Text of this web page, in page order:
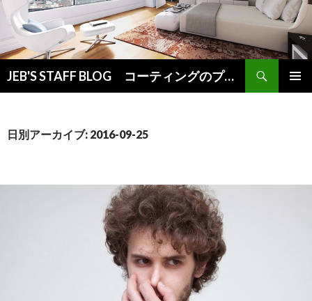
JEB'S STAFF BLOG コーティングのプロが教えるお役立ち情報
索
ン
日別アーカイブ: 2016-09-25